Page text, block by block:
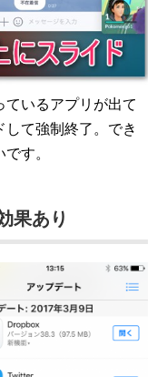
ているアプリが出て
して強制終了。でき
す。
果あり